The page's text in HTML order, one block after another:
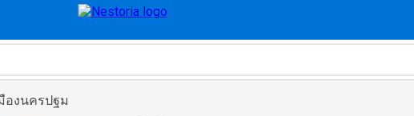
องนครปฐม